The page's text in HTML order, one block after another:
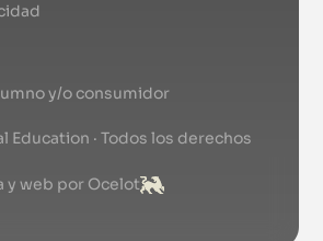
y/o consumidor
Education · Todos los derechos
y web por Ocelot